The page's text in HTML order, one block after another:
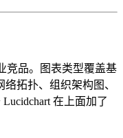
竞品。图表类型覆盖基
拓扑、组织架构图、
在上面加了